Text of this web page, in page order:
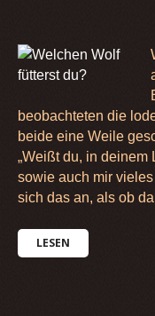
beobachteten die
beide eine Weile
„Weißt du, in
sowie auch mir
sich das an, als ob
LESEN